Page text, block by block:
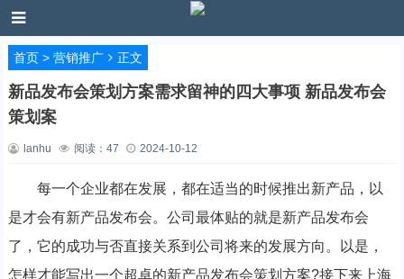
首页> 营销推广 正文
新品发布会策划方案需求留神的四大事项 新品发布会
策划案
lanhu 阅读： 47 2024-10-12
每一个企业都在发展，都在适当的时候推出新产品，以
是才会有新产品发布会。公司最体贴的就是新产品发布会
了，它的成功与否直接关系到公司将来的发展方向。以是，
怎样才能写出一个超卓的新产品发布会策划方案?接下来上海